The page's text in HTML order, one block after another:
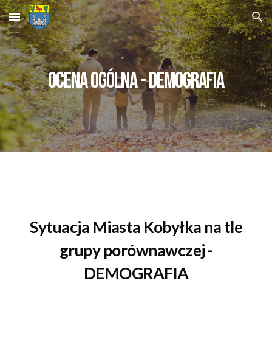
Skip to main content Skip to navigation
Ocena ogólna - Demografia
Sytuacja Miasta Kobyłka na tle
grupy porównawczej -
DEMOGRAFIA